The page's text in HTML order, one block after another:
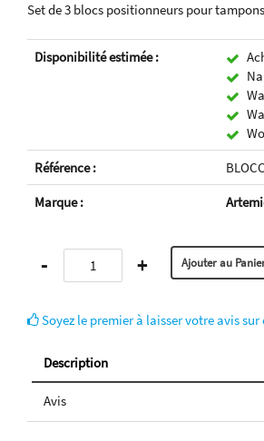
Set de 3 blocs positionneurs pour
Disponibilité estimée :
Référence :
Marque :
- +
Soyez le premier à laisser votre avis
Description
Avis